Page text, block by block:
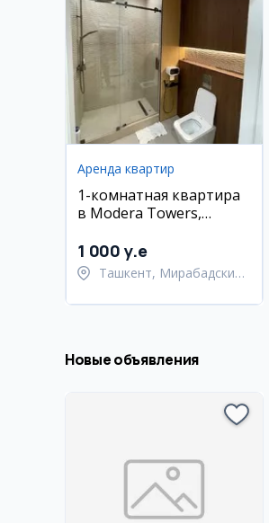
Аренда квартир
1-комнатная квартира
в Modera Towers,
м²
1 000 y.e
Ташкент, Мирабадский
Новые объявления